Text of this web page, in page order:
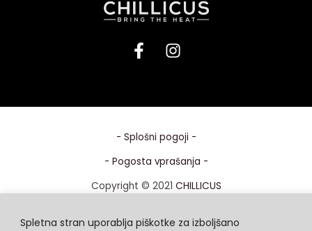
Spletna stran uporablja piškotke za izboljšano
uporabniško izkušnjo spletne strani. S klikom na
Nastavitve
- Splošni pogoji -
- Pogosta vprašanja -
Copyright © 2021 CHILLICUS
SL